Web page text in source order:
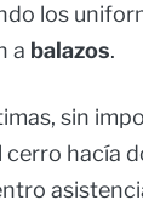
los
a balazos.
sin
hacía